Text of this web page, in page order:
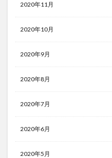
2020年11月
2020年10月
2020年9月
2020年8月
2020年7月
2020年6月
2020年5月